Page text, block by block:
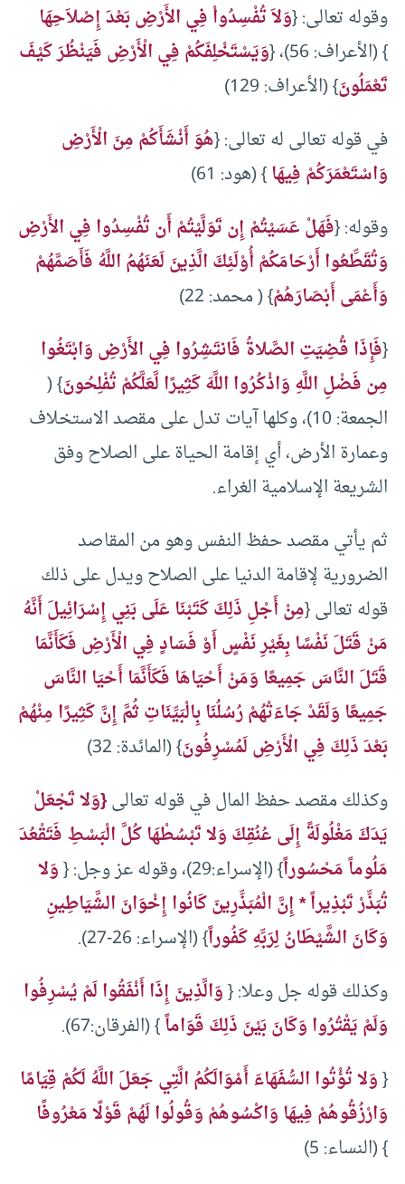
وقوله تعالى: {وَلاَ تُفْسِدُواْ فِي الأَرْضِ بَعْدَ إِصْلاَحِهَا
} (الأعراف: 56)، {
وَيَسْتَخْلِفَكُمْ فِي الْأَرْضِ فَيَنْظُرَ كَيْفَ
تَعْمَلُونَ} (الأعراف: 129)
في قوله تعالى له تعالى: {هُوَ أَنْشَأَكُمْ مِنَ الْأَرْضِ
وَاسْتَعْمَرَكُمْ فِيهَا} (هود: 61)
وقوله: {فَهَلْ عَسَيْتُمْ إِن تَوَلَّيْتُمْ أَن تُفْسِدُوا فِي الأَرْضِ
وَتُقَطِّعُوا أَرْحَامَكُمْ أُوْلَئِكَ الَّذِينَ لَعَنَهُمُ اللَّهُ فَأَصَمَّهُمْ
وَأَعْمَى أَبْصَارَهُمْ} ( محمد: 22)
{فَإِذَا قُضِيَتِ الصَّلاةُ فَانتَشِرُوا فِي الأَرْضِ وَابْتَغُوا
مِن فَضْلِ اللَّهِ وَاذْكُرُوا اللَّهَ كَثِيرًا لَّعَلَّكُمْ تُفْلِحُونَ} (
الجمعة: 10)، وكلها آيات تدل على مقصد الاستخلاف
وعمارة الأرض، أي إقامة الحياة على الصلاح وفق
الشريعة الإسلامية الغراء.
ثم يأتي مقصد حفظ النفس وهو من المقاصد
الضرورية لإقامة الدنيا على الصلاح ويدل على ذلك
قوله تعالى {مِنْ أَجْلِ ذَلِكَ كَتَبْنَا عَلَى بَنِي إِسْرَائِيلَ أَنَّهُ
مَنْ قَتَلَ نَفْسًا بِغَيْرِ نَفْسٍ أَوْ فَسَادٍ فِي الْأَرْضِ فَكَأَنَّمَا
قَتَلَ النَّاسَ جَمِيعًا وَمَنْ أَحْيَاهَا فَكَأَنَّمَا أَحْيَا النَّاسَ
جَمِيعًا وَلَقَدْ جَاءَتْهُمْ رُسُلُنَا بِالْبَيِّنَاتِ ثُمَّ إِنَّ كَثِيرًا مِنْهُمْ
بَعْدَ ذَلِكَ فِي الْأَرْضِ لَمُسْرِفُونَ} (المائدة: 32)
وكذلك مقصد حفظ المال في قوله تعالى{وَلا تَجْعَلْ
يَدَكَ مَغْلُولَةً إِلَى عُنُقِكَ وَلا تَبْسُطْهَا كُلَّ الْبَسْطِ فَتَقْعُدَ
مَلُوماً مَحْسُوراً} (الإسراء:29)، وقوله عز وجل: {
وَلا
تُبَذِّرْ تَبْذِيراً * إِنَّ الْمُبَذِّرِينَ كَانُوا إِخْوَانَ الشَّيَاطِينِ
وَكَانَ الشَّيْطَانُ لِرَبِّهِ كَفُوراً} (الإسراء: 26-27).
وكذلك قوله جل وعلا: {وَالَّذِينَ إِذَا أَنْفَقُوا لَمْ يُسْرِفُوا
وَلَمْ يَقْتُرُوا وَكَانَ بَيْنَ ذَلِكَ قَوَاماً} (الفرقان:67).
{وَلا تُؤْتُوا السُّفَهَاءَ أَمْوَالَكُمُ الَّتِي جَعَلَ اللَّهُ لَكُمْ قِيَامًا
وَارْزُقُوهُمْ فِيهَا وَاكْسُوهُمْ وَقُولُوا لَهُمْ قَوْلًا مَعْرُوفًا
} (النساء: 5)